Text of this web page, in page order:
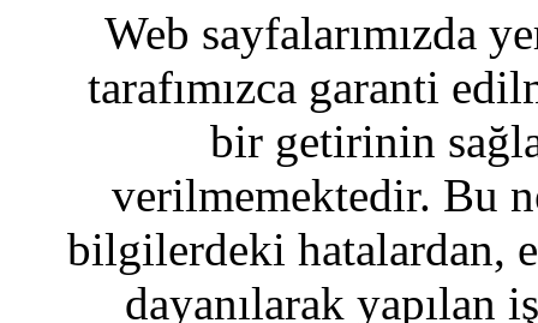
Web sayfalarımızda
tarafımızca garanti
bir getirinin
verilmemektedir. Bu
bilgilerdeki hatalardan,
dayanılarak yapılan